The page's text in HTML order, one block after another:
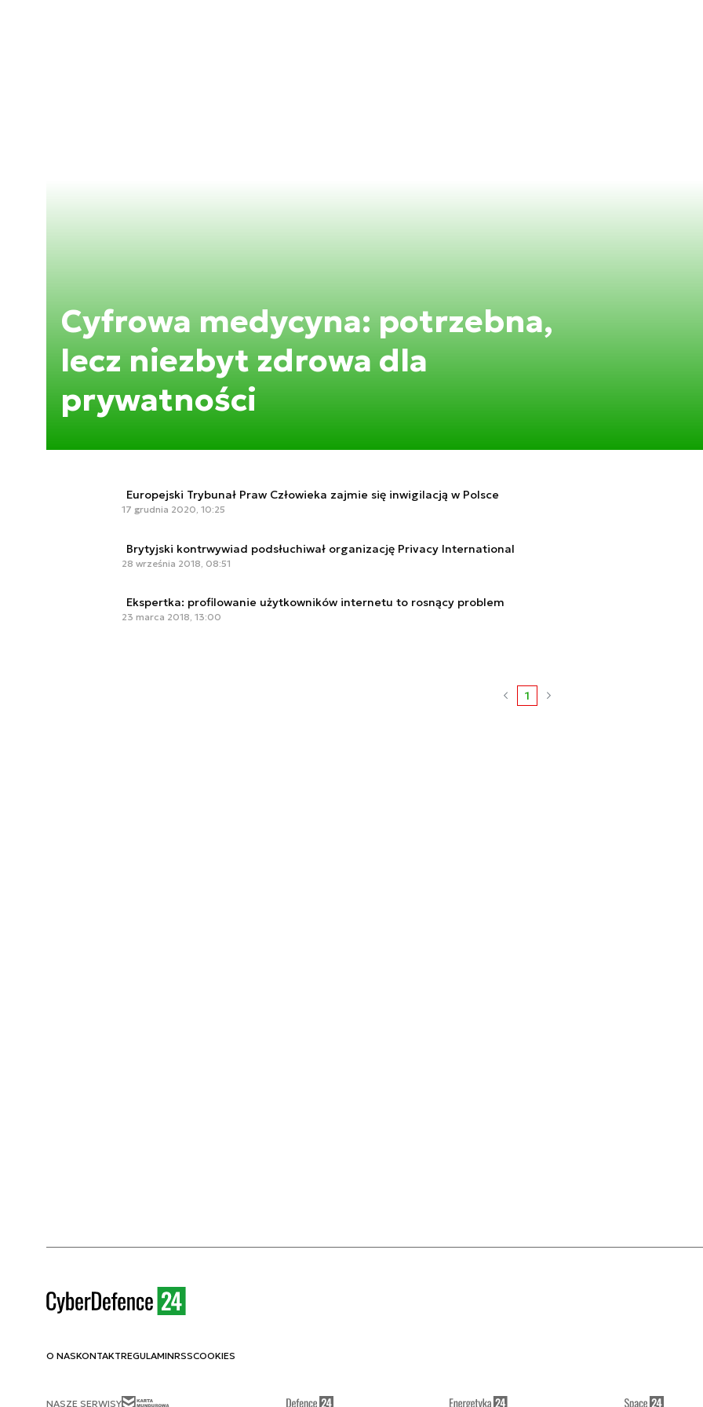
Cyfrowa medycyna: potrzebna,
lecz niezbyt zdrowa dla
prywatności
Europejski Trybunał Praw Człowieka zajmie się inwigilacją w Polsce
17 grudnia 2020, 10:25
Brytyjski kontrwywiad podsłuchiwał organizację Privacy International
28 września 2018, 08:51
Ekspertka: profilowanie użytkowników internetu to rosnący problem
23 marca 2018, 13:00
1
O NASKONTAKTREGULAMINRSSCOOKIES
NASZE SERWISY